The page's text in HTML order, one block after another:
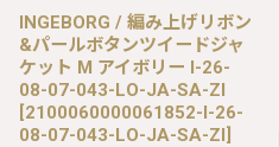
INGEBORG / 編み上げリボン
&パールボタンツイードジャ
ケット M アイボリー I-26-
08-07-043-LO-JA-SA-ZI
[2100060000061852-I-26-
08-07-043-LO-JA-SA-ZI]